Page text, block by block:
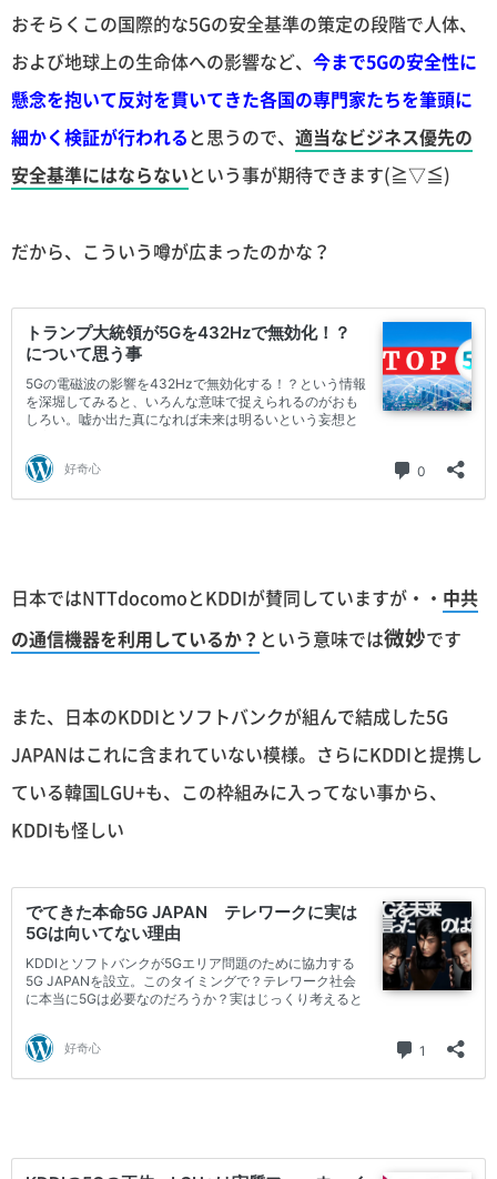
おそらくこの国際的な5Gの安全基準の策定の段階で人体、
および地球上の生命体への影響など、 今まで5Gの安全性に
懸念を抱いて反対を貫いてきた各国の専門家たちを筆頭に
細かく検証が行われると思うので、 適当なビジネス優先の
安全基準にはならないという事が期待できます(≧▽≦)
だから、こういう噂が広まったのかな？
日本ではNTTdocomoとKDDIが賛同していますが・・ 中共
の通信機器を利用しているか？ という意味では微妙です
また、日本のKDDIとソフトバンクが組んで結成した5G
JAPANはこれに含まれていない模様。さらにKDDIと提携し
ている韓国LGU+も、この枠組みに入ってない事から、
KDDIも怪しい